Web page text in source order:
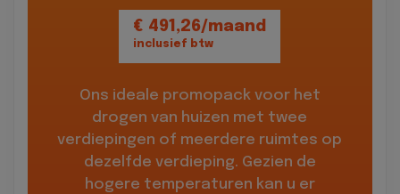
€ 491,26/maand
inclusief btw
Ons ideale promopack voor het
drogen van huizen met twee
verdiepingen of meerdere ruimtes op
dezelfde verdieping. Gezien de
hogere temperaturen kan u er